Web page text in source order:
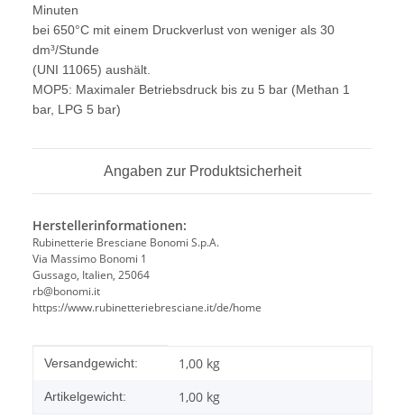
Minuten
bei 650°C mit einem Druckverlust von weniger als 30
dm³/Stunde
(UNI 11065) aushält.
MOP5: Maximaler Betriebsdruck bis zu 5 bar (Methan 1
bar, LPG 5 bar)
Angaben zur Produktsicherheit
Herstellerinformationen:
Rubinetterie Bresciane Bonomi S.p.A.
Via Massimo Bonomi 1
Gussago, Italien, 25064
rb@bonomi.it
https://www.rubinetteriebresciane.it/de/home
Produkteigenschaft
Wert
Versandgewicht: 1,00 kg
Artikelgewicht: 1,00 kg